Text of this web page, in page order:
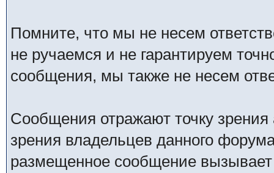
Помните, что мы не несем
не ручаемся и не гарантируем
сообщения, мы также не несем
Сообщения отражают точку зрения
зрения владельцев данного
размещенное сообщение